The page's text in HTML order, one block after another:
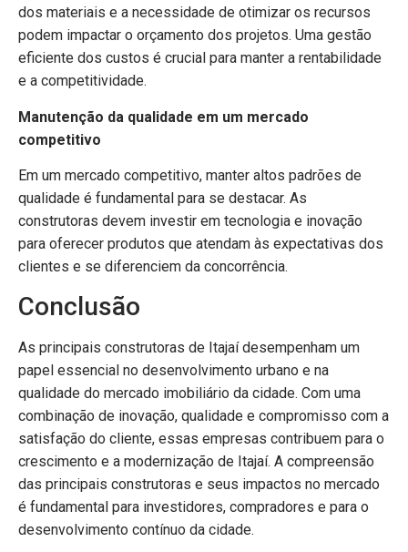
dos materiais e a necessidade de otimizar os recursos
podem impactar o orçamento dos projetos. Uma gestão
eficiente dos custos é crucial para manter a rentabilidade
e a competitividade.
Manutenção da qualidade em um mercado
competitivo
Em um mercado competitivo, manter altos padrões de
qualidade é fundamental para se destacar. As
construtoras devem investir em tecnologia e inovação
para oferecer produtos que atendam às expectativas dos
clientes e se diferenciem da concorrência.
Conclusão
As principais construtoras de Itajaí desempenham um
papel essencial no desenvolvimento urbano e na
qualidade do mercado imobiliário da cidade. Com uma
combinação de inovação, qualidade e compromisso com a
satisfação do cliente, essas empresas contribuem para o
crescimento e a modernização de Itajaí. A compreensão
das principais construtoras e seus impactos no mercado
é fundamental para investidores, compradores e para o
desenvolvimento contínuo da cidade.